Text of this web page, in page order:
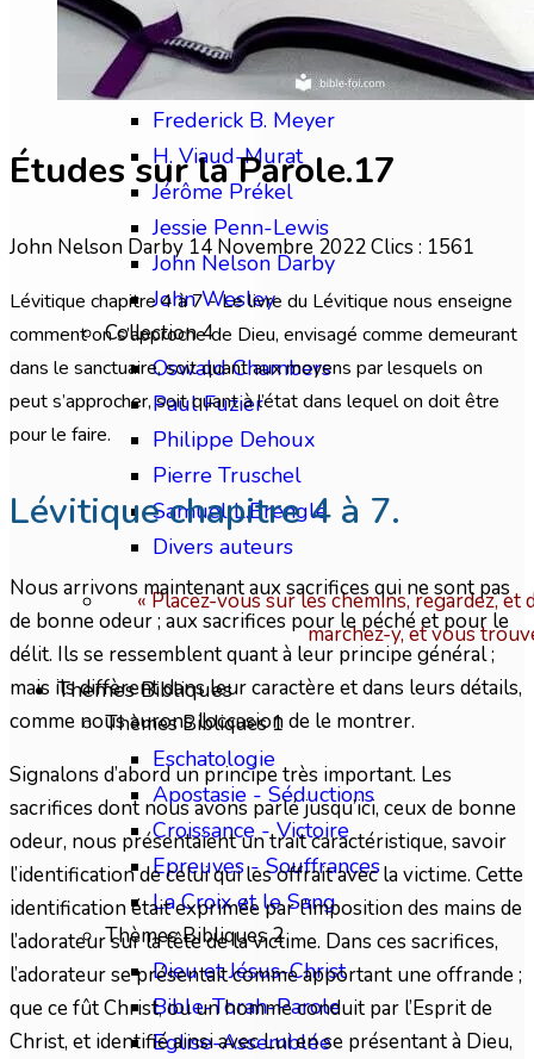
Edward M. Bounds
Collection 3
Frédéric Gabelle
Frederick B. Meyer
H. Viaud-Murat
Jérôme Prékel
Jessie Penn-Lewis
John Nelson Darby
John Wesley
Collection 4
Oswald Chambers
Paul Fuzier
Philippe Dehoux
Pierre Truschel
Samuel L.Brengle
Divers auteurs
« Placez-vous sur les chemins, regardez,
marchez-y, et vous
Themes Bibliques
Thèmes Bibliques 1
Eschatologie
Apostasie - Séductions
Croissance - Victoire
Epreuves - Souffrances
La Croix et le Sang
Thèmes Bibliques 2
Dieu et Jésus-Christ
Bible-Torah-Parole
Eglise-Assemblée
Études sur la Parole.17
John Nelson Darby 14 Novembre 2022Clics : 1561
Lévitique chapitre 4 à 7 - Le livre du Lévitique nous enseigne
comment on s’approche de Dieu, envisagé comme demeurant
dans le sanctuaire, soit quant aux moyens par lesquels on
peut s’approcher, soit quant à l’état dans lequel on doit être
pour le faire.
Lévitique chapitre 4 à 7.
Nous arrivons maintenant aux sacrifices qui ne sont pas
de bonne odeur ; aux sacrifices pour le péché et pour le
délit. Ils se ressemblent quant à leur principe général ;
mais ils diffèrent dans leur caractère et dans leurs détails,
comme nous aurons l’occasion de le montrer.
Signalons d’abord un principe très important. Les
sacrifices dont nous avons parlé jusqu’ici, ceux de bonne
odeur, nous présentaient un trait caractéristique, savoir
l’identification de celui qui les offrait avec la victime. Cette
identification était exprimée par l’imposition des mains de
l’adorateur sur la tête de la victime. Dans ces sacrifices,
l’adorateur se présentait comme apportant une offrande ;
que ce fût Christ, ou un homme conduit par l’Esprit de
Christ, et identifié ainsi avec Lui en se présentant à Dieu,